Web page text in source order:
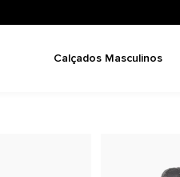
Calçados Masculinos